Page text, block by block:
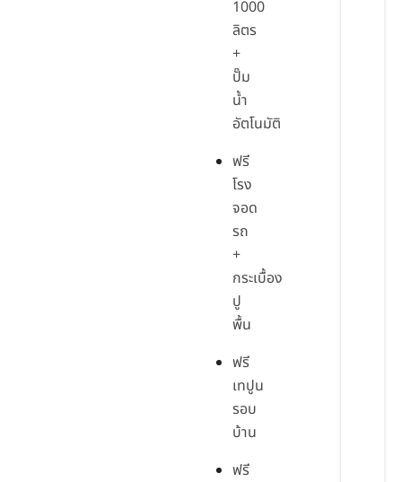
1000
ลิตร
+
ปั๊ม
น้ำ
อัตโนมัติ
ฟรี
โรง
จอด
รถ
+
กระเบื้อง
ปู
พื้น
ฟรี
เทปูน
รอบ
บ้าน
ฟรี